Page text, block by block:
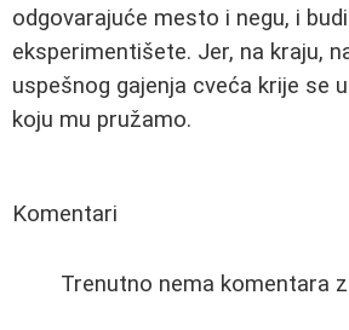
odgovarajuće mesto i negu, i
eksperimentišete. Jer, na kraju,
uspešnog gajenja cveća krije se
koju mu pružamo.
Komentari
Trenutno nema komentara